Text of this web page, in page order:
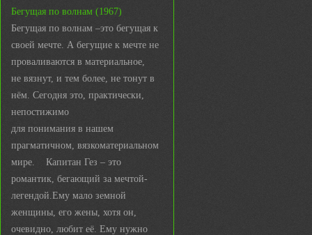
Бегущая по волнам (1967)
Бегущая по волнам –это бегущая к
своей мечте. А бегущие к мечте не
проваливаются в материальное,
не вязнут, и тем более, не тонут в
нём. Сегодня это, практически,
непостижимо
для понимания в нашем
прагматичном, вязкоматериальном
мире. Капитан Гез – это
романтик, бегающий за мечтой-
легендой.Ему мало земной
женщины, его жены, хотя он,
очевидно, любит её. Ему нужно